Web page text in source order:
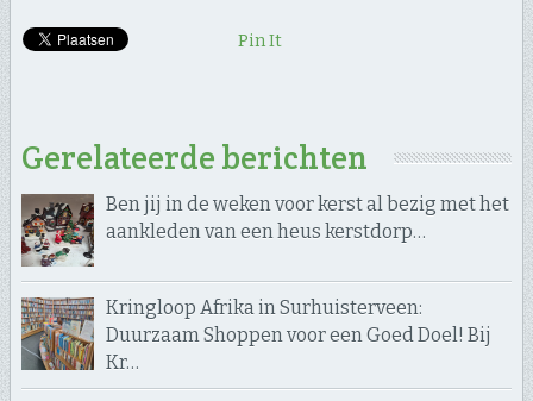
Pin It
Gerelateerde berichten
Ben jij in de weken voor kerst al bezig met het
aankleden van een heus kerstdorp…
Kringloop Afrika in Surhuisterveen:
Duurzaam Shoppen voor een Goed Doel! Bij
Kr…